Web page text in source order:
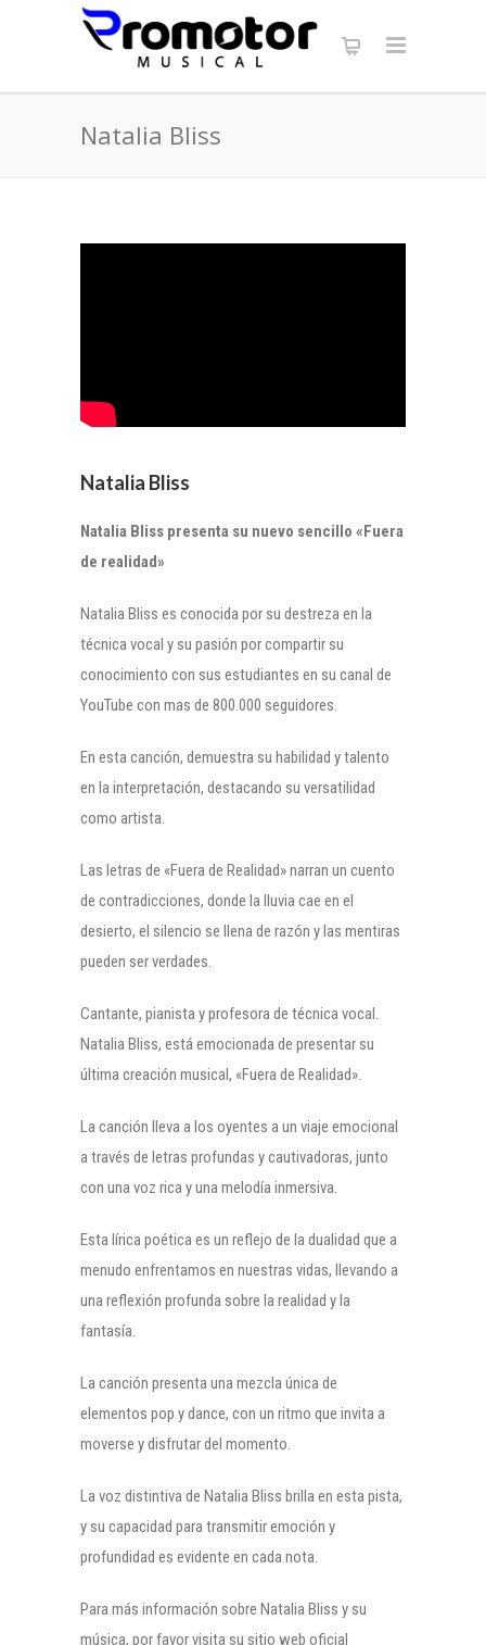
Natalia Bliss
Natalia Bliss
Natalia Bliss presenta su nuevo sencillo «Fuera
de realidad»
Natalia Bliss es conocida por su destreza en la
técnica vocal y su pasión por compartir su
conocimiento con sus estudiantes en su canal de
YouTube con mas de 800.000 seguidores.
En esta canción, demuestra su habilidad y talento
en la interpretación, destacando su versatilidad
como artista.
Las letras de «Fuera de Realidad» narran un cuento
de contradicciones, donde la lluvia cae en el
desierto, el silencio se llena de razón y las mentiras
pueden ser verdades.
Cantante, pianista y profesora de técnica vocal.
Natalia Bliss, está emocionada de presentar su
última creación musical, «Fuera de Realidad».
La canción lleva a los oyentes a un viaje emocional
a través de letras profundas y cautivadoras, junto
con una voz rica y una melodía inmersiva.
Esta lírica poética es un reflejo de la dualidad que a
menudo enfrentamos en nuestras vidas, llevando a
una reflexión profunda sobre la realidad y la
fantasía.
La canción presenta una mezcla única de
elementos pop y dance, con un ritmo que invita a
moverse y disfrutar del momento.
La voz distintiva de Natalia Bliss brilla en esta pista,
y su capacidad para transmitir emoción y
profundidad es evidente en cada nota.
Para más información sobre Natalia Bliss y su
música, por favor visita su sitio web oficial